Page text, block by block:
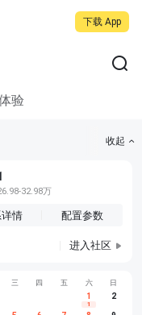
下载 App
验
收起
32.98万
情 配置参数
进入社区
三 四 五 六 日
1
1
2